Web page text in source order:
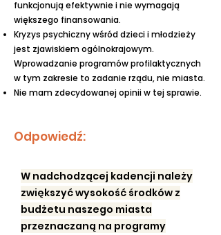
funkcjonują efektywnie i nie wymagają
większego finansowania.
Kryzys psychiczny wśród dzieci i młodzieży
jest zjawiskiem ogólnokrajowym.
Wprowadzanie programów profilaktycznych
w tym zakresie to zadanie rządu, nie miasta.
Nie mam zdecydowanej opinii w tej sprawie.
Odpowiedź:
W nadchodzącej kadencji należy
zwiększyć wysokość środków z
budżetu naszego miasta
przeznaczaną na programy